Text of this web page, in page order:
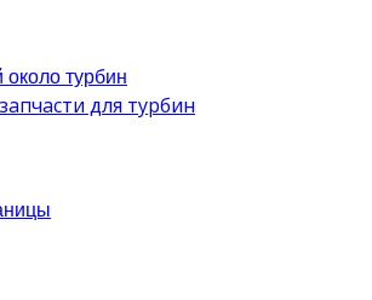
турбин
для турбин